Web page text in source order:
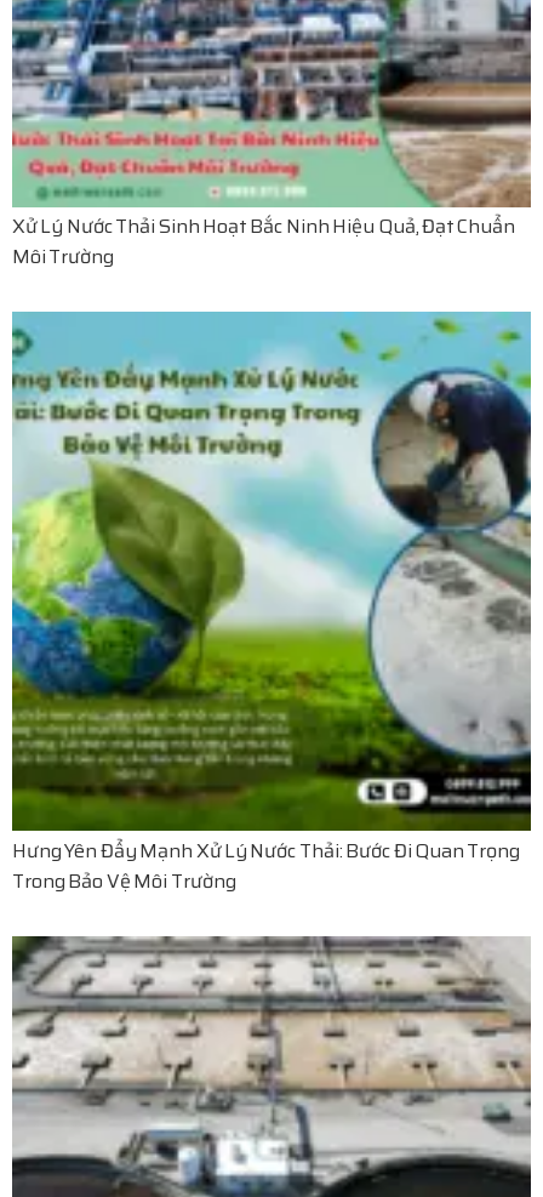
Xử Lý Nước Thải Sinh Hoạt Bắc Ninh Hiệu Quả, Đạt Chuẩn
Môi Trường
Hưng Yên Đẩy Mạnh Xử Lý Nước Thải: Bước Đi Quan Trọng
Trong Bảo Vệ Môi Trường